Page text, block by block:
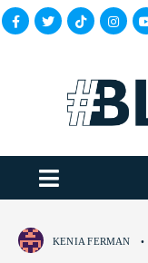
KENIA FERMAN •